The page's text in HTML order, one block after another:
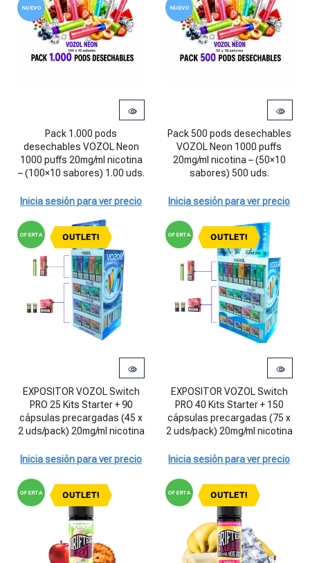
NUEVO
Pack 1.000 pods desechables VOZOL Neon 1000 puffs 20mg/ml
Pack 1.000 pods
desechables VOZOL Neon
1000 puffs 20mg/ml nicotina
– (100×10 sabores) 1.00 uds.
Inicia sesión para ver precio
NUEVO
Pack 500 pods desechables
Pack 500 pods desechables
VOZOL Neon 1000 puffs
20mg/ml nicotina – (50×10
sabores) 500 uds.
Inicia sesión para ver precio
OUTLET!
OFERTA
EXPOSITOR VOZOL Switch PRO 25 Kits Starter + 90 cápsulas
EXPOSITOR VOZOL Switch
PRO 25 Kits Starter + 90
cápsulas precargadas (45 x
2 uds/pack) 20mg/ml nicotina
Inicia sesión para ver precio
OUTLET!
OFERTA
EXPOSITOR VOZOL Switch
EXPOSITOR VOZOL Switch
PRO 40 Kits Starter + 150
cápsulas precargadas (75 x
2 uds/pack) 20mg/ml nicotina
Inicia sesión para ver precio
OUTLET!
OFERTA OUTLET!
OFERTA